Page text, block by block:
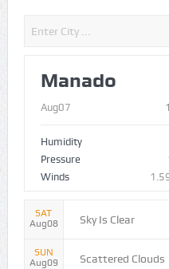
Manado
Aug07
Humidity
Pressure
Winds
SAT
Aug08
Sky Is Clear
SUN
Aug09
Scattered Clouds